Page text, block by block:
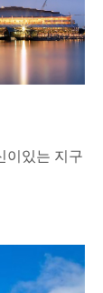
이있는 지구